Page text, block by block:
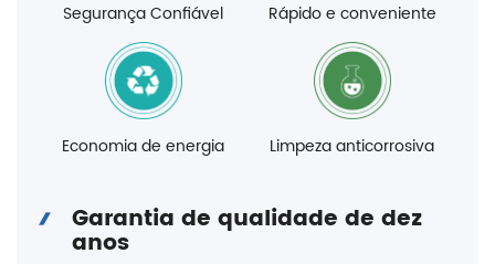
Segurança Confiável Rápido e conveniente
Economia de energia Limpeza anticorrosiva
Garantia de qualidade de dez
anos